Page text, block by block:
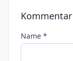
Name *